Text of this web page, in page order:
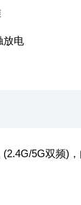
放电
(2.4G/5G双频)